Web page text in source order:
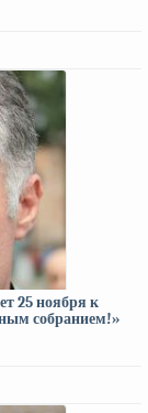
25 ноября к
собранием!»